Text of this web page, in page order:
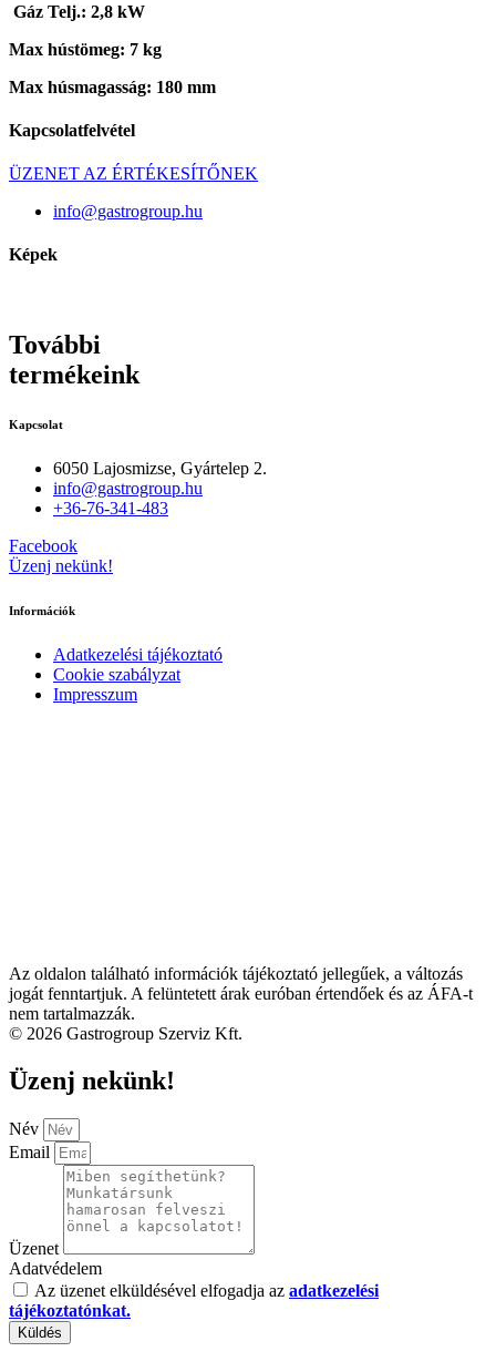
Gáz Telj.: 2,8 kW
Max hústömeg: 7 kg
Max húsmagasság: 180 mm
Kapcsolatfelvétel
ÜZENET AZ ÉRTÉKESÍTŐNEK
info@gastrogroup.hu
Képek
További
termékeink
Kapcsolat
6050 Lajosmizse, Gyártelep 2.
info@gastrogroup.hu
+36-76-341-483
Facebook
Üzenj nekünk!
Információk
Adatkezelési tájékoztató
Cookie szabályzat
Impresszum
Az oldalon található információk tájékoztató jellegűek, a változás
jogát fenntartjuk. A felüntetett árak euróban értendőek és az ÁFA-t
nem tartalmazzák.
© 2026 Gastrogroup Szerviz Kft.
Üzenj nekünk!
Név
Email
Üzenet
Adatvédelem
Az üzenet elküldésével elfogadja az adatkezelési
tájékoztatónkat.
Küldés